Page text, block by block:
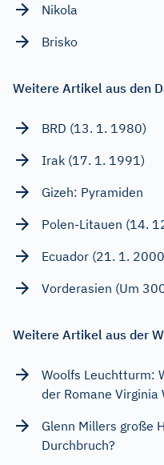
Nikola
Brisko
Weitere Artikel aus den
BRD (13. 1. 1980)
Irak (17. 1. 1991)
Gizeh: Pyramiden
Polen-Litauen (14.
Ecuador (21. 1.
Vorderasien (Um
Weitere Artikel aus der
Woolfs Leuchtturm:
der Romane Virginia
Glenn Millers große
Durchbruch?